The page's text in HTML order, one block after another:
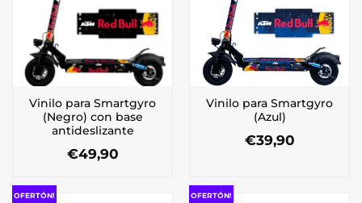
Vinilo para Smartgyro
(Negro) con base
antideslizante
€49,90
Vinilo para Smartgyro
(Azul)
€39,90
OFERTÓN! OFERTÓN!